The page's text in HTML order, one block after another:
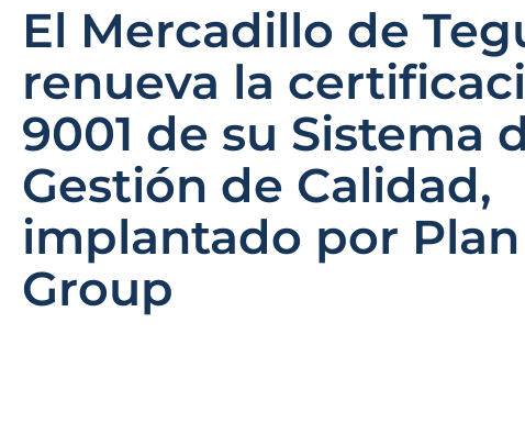
El Mercadillo de
renueva la
9001 de su Sistema
Gestión de Calidad,
implantado por
Group